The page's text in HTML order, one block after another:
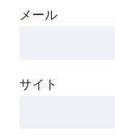
メール
サイト